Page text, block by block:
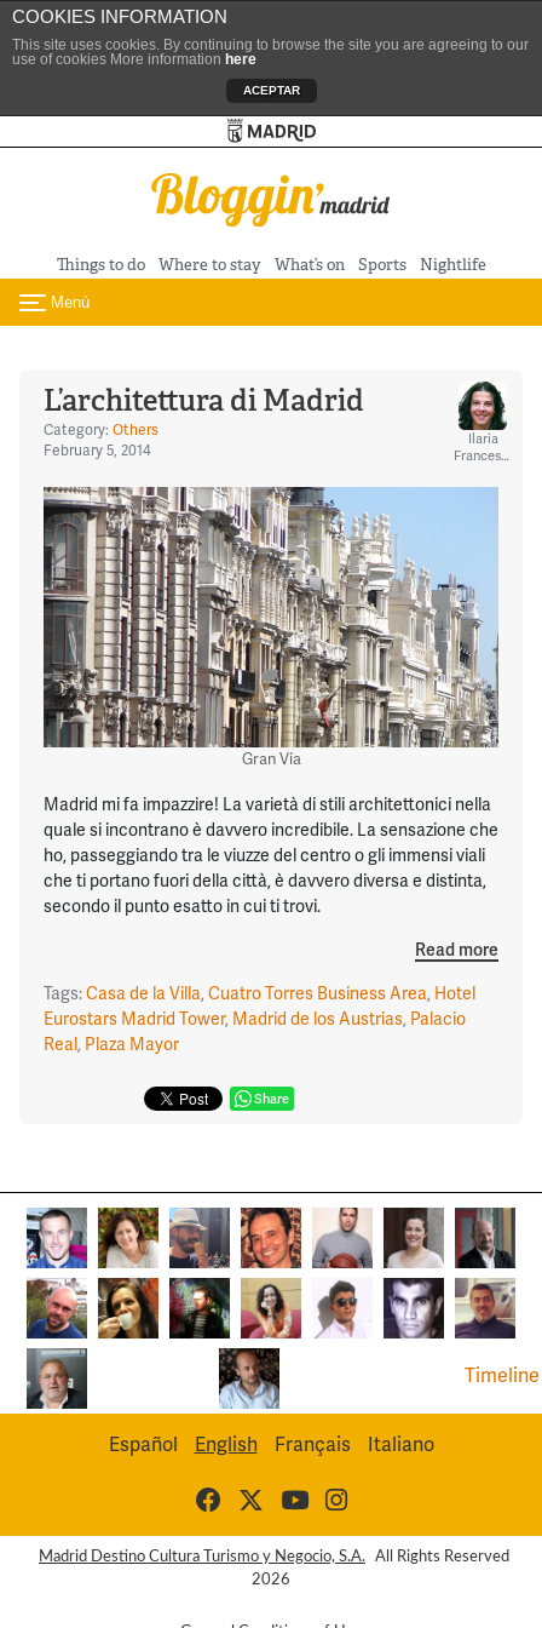
COOKIES INFORMATION
This site uses cookies. By continuing to browse the site you are agreeing to our
use of cookies More information here
ACEPTAR
Skip to content
Things to do Where to stay What’s on Sports Nightlife
Toggle navigation
Menú
L’architettura di Madrid
Category: Others
February 5, 2014
Ilaria
Franceschini
Gran Vía
Madrid mi fa impazzire! La varietà di stili architettonici nella
quale si incontrano è davvero incredibile. La sensazione che
ho, passeggiando tra le viuzze del centro o gli immensi viali
che ti portano fuori della città, è davvero diversa e distinta,
secondo il punto esatto in cui ti trovi.
Read more
Tags:Casa de la Villa, Cuatro Torres Business Area, Hotel
Eurostars Madrid Tower, Madrid de los Austrias, Palacio
Real, Plaza Mayor
Share
Timeline
Español English Français Italiano
Madrid Destino Cultura Turismo y Negocio, S.A.
All Rights Reserved
2026